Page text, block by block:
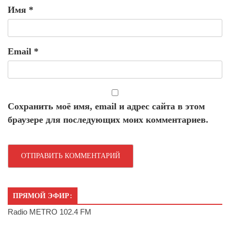
Имя *
Email *
Сохранить моё имя, email и адрес сайта в этом
браузере для последующих моих комментариев.
ПРЯМОЙ ЭФИР:
Radio METRO 102.4 FM